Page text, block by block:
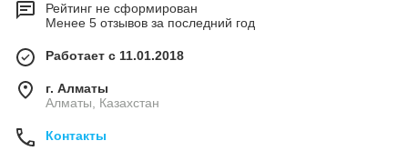
Рейтинг не сформирован
Менее 5 отзывов за последний год
Работает с 11.01.2018
г. Алматы
Алматы, Казахстан
Контакты